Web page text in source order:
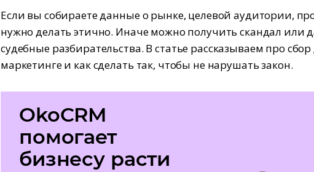
Если вы собираете данные о рынке, целевой аудитории,
нужно делать этично. Иначе можно получить скандал или
судебные разбирательства. В статье рассказываем про
маркетинге и как сделать так, чтобы не нарушать закон.
OkoCRM
помогает
бизнесу расти